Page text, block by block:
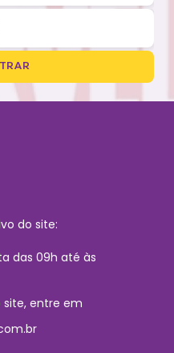
do site:
das 09h até às
entre em